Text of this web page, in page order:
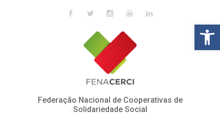
Federação Nacional de Cooperativas de
Solidariedade Social